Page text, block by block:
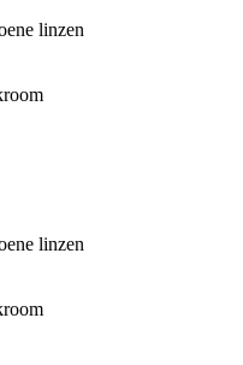
linzen
linzen